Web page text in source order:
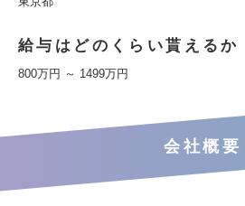
給与はどのくらい貰えるか
800万円 ～ 1499万円
会社概要